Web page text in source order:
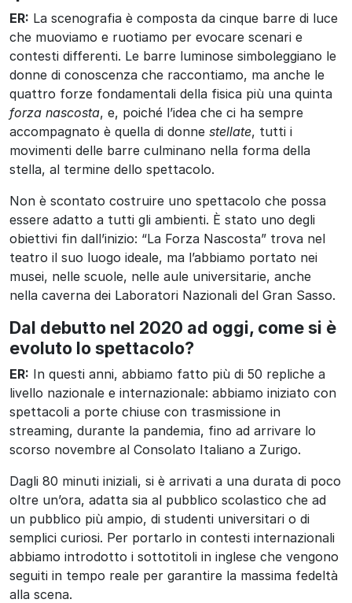
ER: La scenografia è composta da cinque barre di luce
che muoviamo e ruotiamo per evocare scenari e
contesti differenti. Le barre luminose simboleggiano le
donne di conoscenza che raccontiamo, ma anche le
quattro forze fondamentali della fisica più una quinta
forza nascosta, e, poiché l’idea che ci ha sempre
accompagnato è quella di donne stellate, tutti i
movimenti delle barre culminano nella forma della
stella, al termine dello spettacolo.
Non è scontato costruire uno spettacolo che possa
essere adatto a tutti gli ambienti. È stato uno degli
obiettivi fin dall’inizio: “La Forza Nascosta” trova nel
teatro il suo luogo ideale, ma l’abbiamo portato nei
musei, nelle scuole, nelle aule universitarie, anche
nella caverna dei Laboratori Nazionali del Gran Sasso.
Dal debutto nel 2020 ad oggi, come si è
evoluto lo spettacolo?
ER: In questi anni, abbiamo fatto più di 50 repliche a
livello nazionale e internazionale: abbiamo iniziato con
spettacoli a porte chiuse con trasmissione in
streaming, durante la pandemia, fino ad arrivare lo
scorso novembre al Consolato Italiano a Zurigo.
Dagli 80 minuti iniziali, si è arrivati a una durata di poco
oltre un’ora, adatta sia al pubblico scolastico che ad
un pubblico più ampio, di studenti universitari o di
semplici curiosi. Per portarlo in contesti internazionali
abbiamo introdotto i sottotitoli in inglese che vengono
seguiti in tempo reale per garantire la massima fedeltà
alla scena.